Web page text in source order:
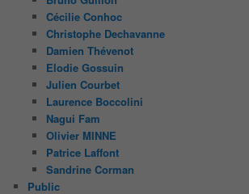
Cécilie Conhoc
Christophe Dechavanne
Damien Thévenot
Elodie Gossuin
Julien Courbet
Laurence Boccolini
Nagui Fam
Olivier MINNE
Patrice Laffont
Sandrine Corman
Public